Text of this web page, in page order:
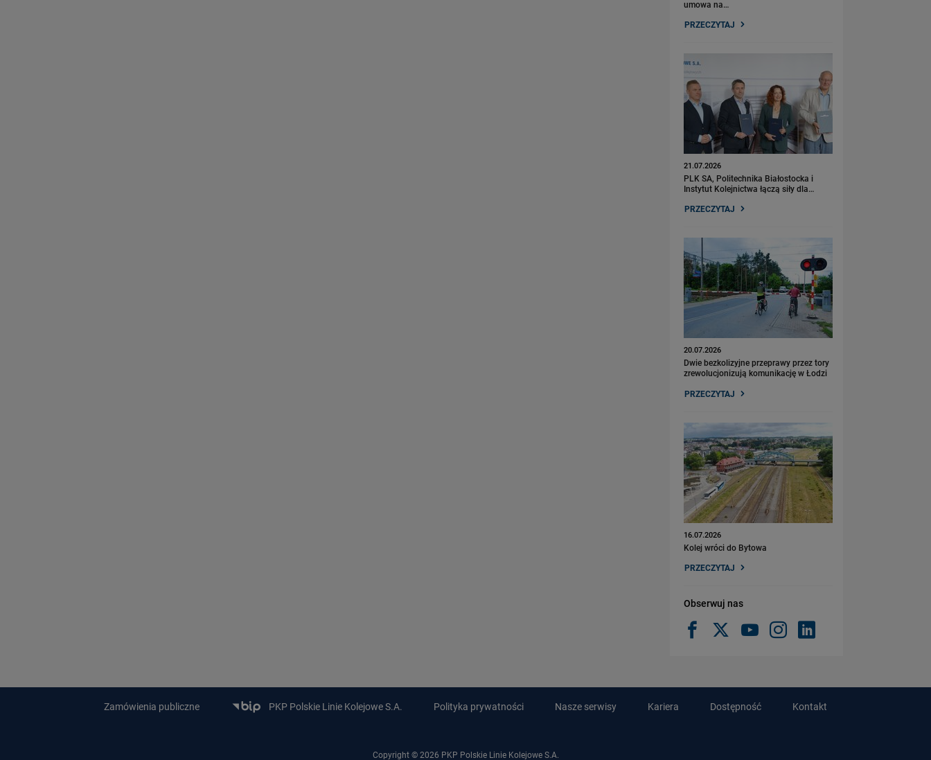
umowa na…
PRZECZYTAJ
21.07.2026
PLK SA, Politechnika Białostocka i
Instytut Kolejnictwa łączą siły dla…
PRZECZYTAJ
20.07.2026
Dwie bezkolizyjne przeprawy przez tory
zrewolucjonizują komunikację w Łodzi
PRZECZYTAJ
16.07.2026
Kolej wróci do Bytowa
PRZECZYTAJ
Obserwuj nas
Zamówienia publiczne PKP Polskie Linie Kolejowe S.A. Polityka prywatności Nasze serwisy Kariera Dostępność Kontakt
Copyright © 2026 PKP Polskie Linie Kolejowe S.A.